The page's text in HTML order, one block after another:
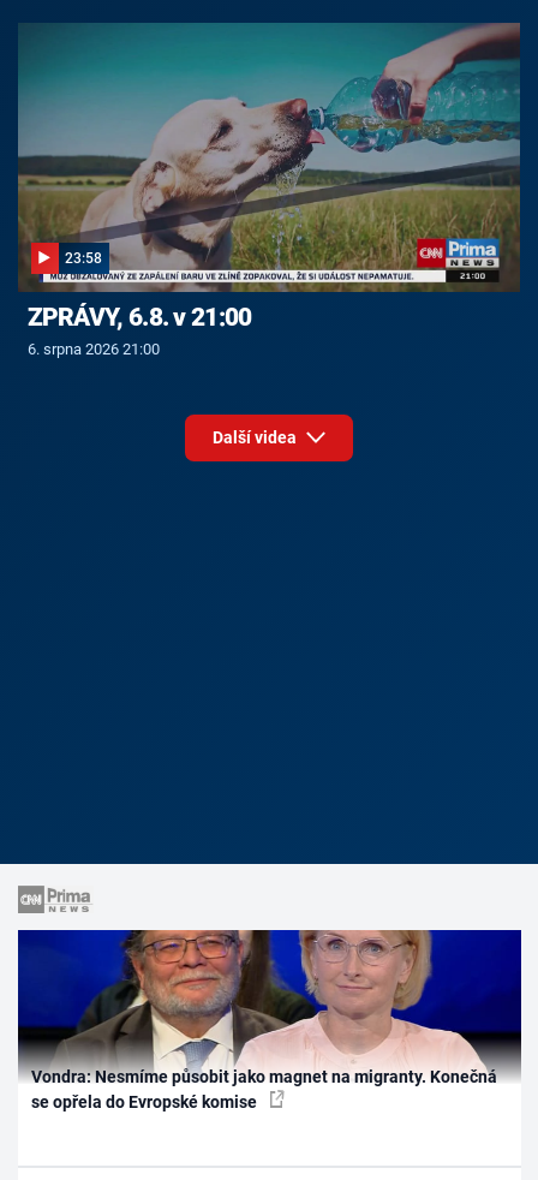
23:58
ZPRÁVY, 6.8. v 21:00
6. srpna 2026 21:00
Další videa
Vondra: Nesmíme působit jako magnet na migranty. Konečná
se opřela do Evropské komise